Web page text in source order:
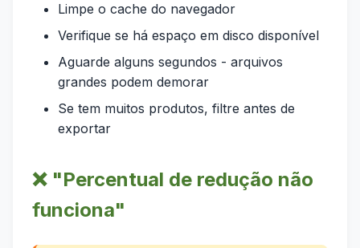
Limpe o cache do navegador
Verifique se há espaço em disco disponível
Aguarde alguns segundos - arquivos
grandes podem demorar
Se tem muitos produtos, filtre antes de
exportar
❌ "Percentual de redução não
funciona"